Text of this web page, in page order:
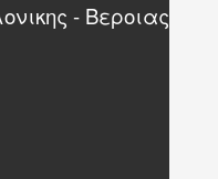
- Βεροιας